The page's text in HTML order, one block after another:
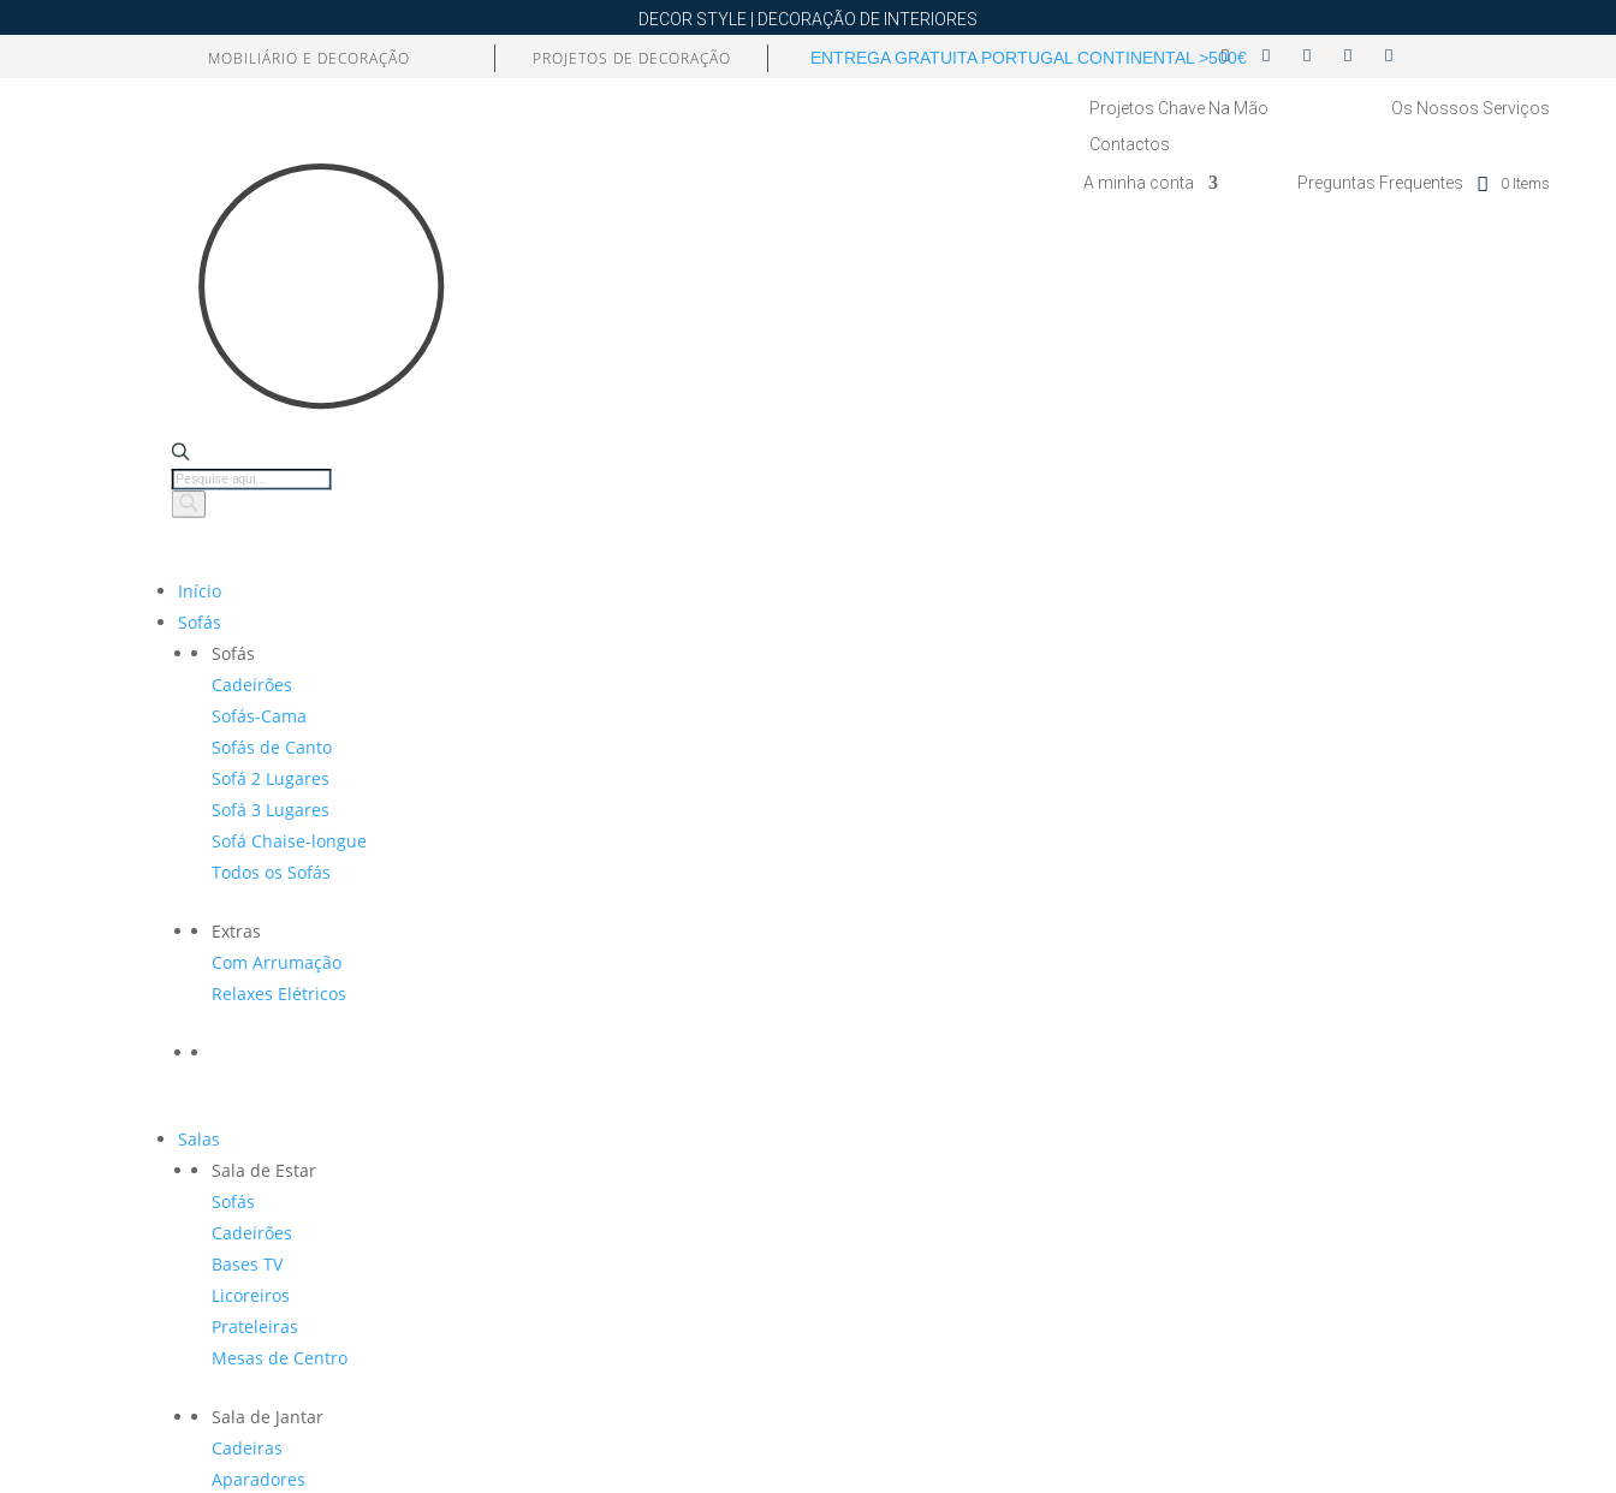
DECOR STYLE | DECORAÇÃO DE INTERIORES
MOBILIÁRIO E DECORAÇÃO PROJETOS DE DECORAÇÃO ENTREGA GRATUITA PORTUGAL CONTINENTAL >500€
Products
search
Projetos Chave Na Mão
Os Nossos Serviços
Contactos
A minha conta
Preguntas Frequentes 0 Items
Início
Sofás
Sofás
Cadeirões
Sofás-Cama
Sofás de Canto
Sofá 2 Lugares
Sofá 3 Lugares
Sofá Chaise-longue
Todos os Sofás
Extras
Com Arrumação
Relaxes Elétricos
Salas
Sala de Estar
Sofás
Cadeirões
Bases TV
Licoreiros
Prateleiras
Mesas de Centro
Sala de Jantar
Cadeiras
Aparadores